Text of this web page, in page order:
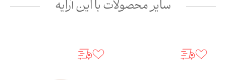
سایر محصولات با این آرایه